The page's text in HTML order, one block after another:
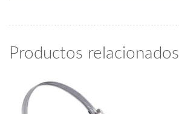
Productos relacionados